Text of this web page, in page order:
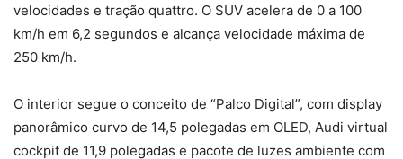
velocidades e tração quattro. O SUV acelera de 0 a 100
km/h em 6,2 segundos e alcança velocidade máxima de
250 km/h.
O interior segue o conceito de “Palco Digital”, com display
panorâmico curvo de 14,5 polegadas em OLED, Audi virtual
cockpit de 11,9 polegadas e pacote de luzes ambiente com